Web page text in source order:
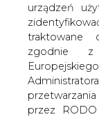
urządzeń
traktowane
zgodnie z
przez